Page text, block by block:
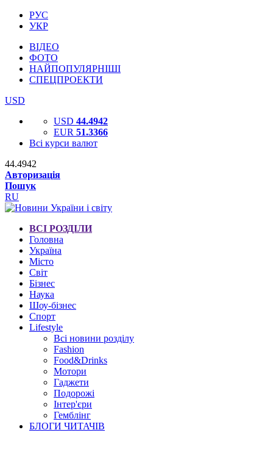
РУС
УКР
ВІДЕО
ФОТО
НАЙПОПУЛЯРНІШІ
СПЕЦПРОЕКТИ
USD
USD 44.4942
EUR 51.3366
Всі курси валют
44.4942
Авторизація
Пошук
RU
ВСІ РОЗДІЛИ
Головна
Україна
Місто
Світ
Бізнес
Наука
Шоу-бізнес
Спорт
Lifestyle
Всі новини розділу
Fashion
Food&Drinks
Мотори
Гаджети
Подорожі
Інтер'єри
Гемблінг
БЛОГИ ЧИТАЧІВ